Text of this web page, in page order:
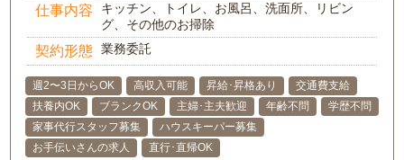
仕事内容
キッチン、トイレ、お風呂、洗面所、リビン
グ、その他のお掃除
契約形態 業務委託
週2〜3日からOK 高収入可能 昇給･昇格あり
交通費支給
扶養内OK
ブランクOK 主婦･主夫歓迎 年齢不問
学歴不問
家事代行スタッフ募集
ハウスキーパー募集
お手伝いさんの求人
直行･直帰OK